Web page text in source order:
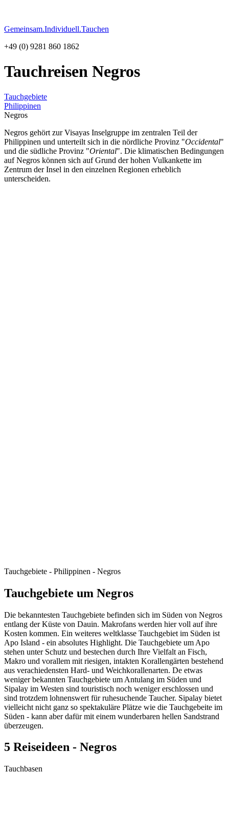
Gemeinsam.Individuell.Tauchen
+49 (0) 9281 860 1862
Tauchreisen Negros
Tauchgebiete
Philippinen
Negros
Negros gehört zur Visayas Inselgruppe im zentralen Teil der
Philippinen und unterteilt sich in die nördliche Provinz "Occidental"
und die südliche Provinz "Oriental". Die klimatischen Bedingungen
auf Negros können sich auf Grund der hohen Vulkankette im
Zentrum der Insel in den einzelnen Regionen erheblich
unterscheiden.
Tauchgebiete - Philippinen - Negros
Tauchgebiete um Negros
Die bekanntesten Tauchgebiete befinden sich im Süden von Negros
entlang der Küste von Dauin. Makrofans werden hier voll auf ihre
Kosten kommen. Ein weiteres weltklasse Tauchgebiet im Süden ist
Apo Island - ein absolutes Highlight. Die Tauchgebiete um Apo
stehen unter Schutz und bestechen durch Ihre Vielfalt an Fisch,
Makro und vorallem mit riesigen, intakten Korallengärten bestehend
aus verachiedensten Hard- und Weichkorallenarten. De etwas
weniger bekannten Tauchgebiete um Antulang im Süden und
Sipalay im Westen sind touristisch noch weniger erschlossen und
sind trotzdem lohnenswert für ruhesuchende Taucher. Sipalay bietet
vielleicht nicht ganz so spektakuläre Plätze wie die Tauchgebeite im
Süden - kann aber dafür mit einem wunderbaren hellen Sandstrand
überzeugen.
5 Reiseideen - Negros
Tauchbasen